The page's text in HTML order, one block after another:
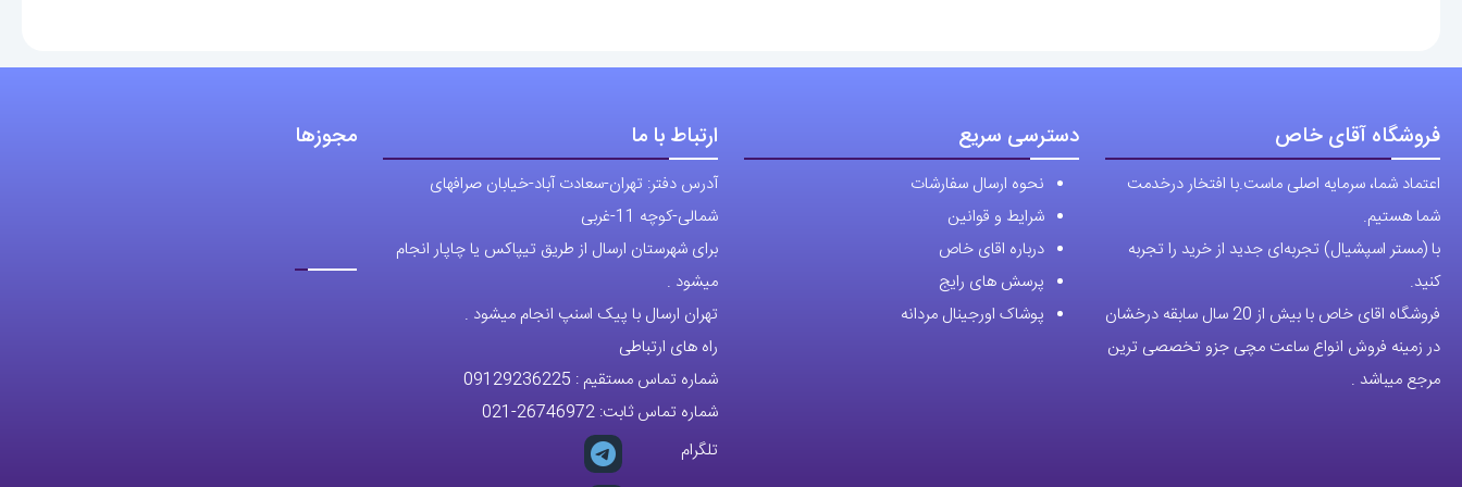
فروشگاه آقای خاص
اعتماد شما، سرمایه اصلی ماست.با افتخار درخدمت
شما هستیم.
با (مستر اسپشیال) تجربه‌ای جدید از خرید را تجربه
کنید.
فروشگاه اقای خاص با بیش از 20 سال سابقه درخشان
در زمینه فروش انواع ساعت مچی جزو تخصصی ترین
مرجع میباشد .
دسترسی سریع
نحوه ارسال سفارشات
شرایط و قوانین
درباره اقای خاص
پرسش های رایج
پوشاک اورجینال مردانه
ارتباط با ما
آدرس دفتر: تهران-سعادت آباد-خیابان صرافهای
شمالی-کوچه 11-غربی
برای شهرستان ارسال از طریق تیپاکس یا چاپار انجام
میشود .
تهران ارسال با پیک اسنپ انجام میشود .
راه های ارتباطی
شماره تماس مستقیم : 09129236225
شماره تماس ثابت: 26746972
-021
تلگرام
مجوزها